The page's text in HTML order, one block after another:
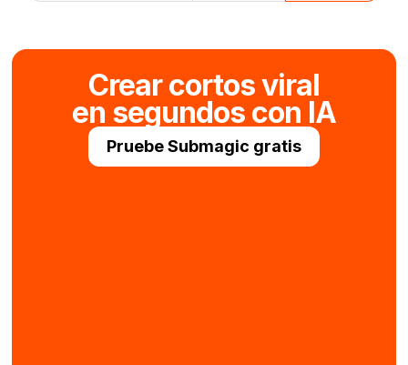
Crear cortos viral
en segundos con IA
Pruebe Submagic gratis